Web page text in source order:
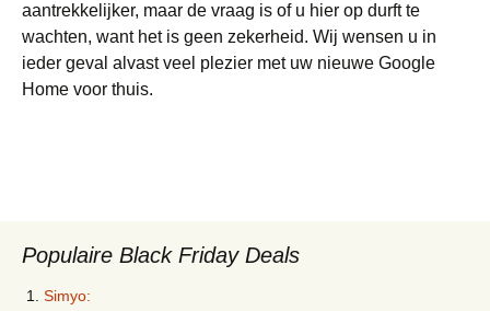
aantrekkelijker, maar de vraag is of u hier op durft te
wachten, want het is geen zekerheid. Wij wensen u in
ieder geval alvast veel plezier met uw nieuwe Google
Home voor thuis.
Populaire Black Friday Deals
Simyo: